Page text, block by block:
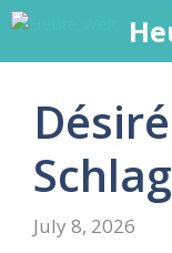
Skip
content
July 8, 2026